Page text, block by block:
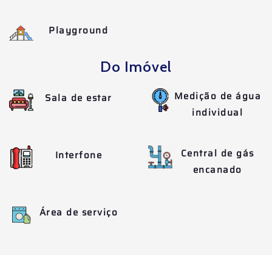
Playground
Do Imóvel
Sala de estar
Medição de água
individual
Interfone
Central de gás
encanado
Área de serviço